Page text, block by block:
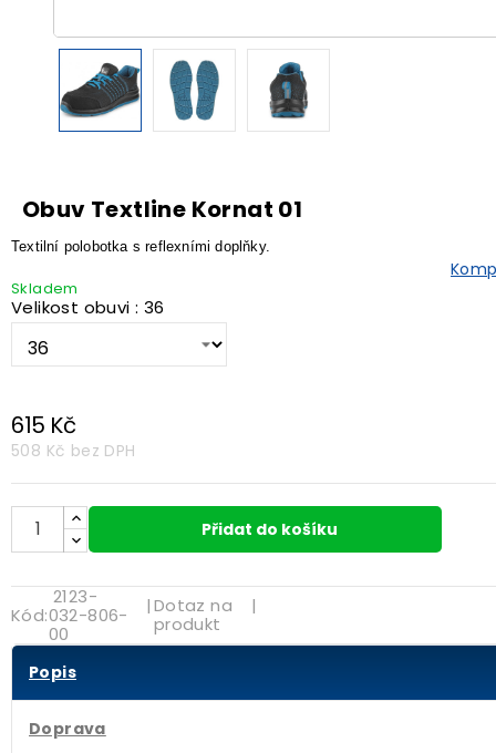
Obuv Textline Kornat 01
Textilní polobotka s reflexními doplňky.
Skladem
Velikost obuvi : 36
615 Kč
508 Kč bez DPH
Přidat do košíku
Kód:
2123-
032-806-
00
|Dotaz na
produkt
|
Popis
Doprava